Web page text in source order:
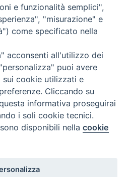
| piazza Grimoldi, 5
solo con permesso.
e funzionalità semplici",
"misurazione" e
come specificato nella
acconsenti all'utilizzo dei
puoi avere
cookie utilizzati e
Cliccando su
informativa proseguirai
i soli cookie tecnici.
disponibili nellacookie